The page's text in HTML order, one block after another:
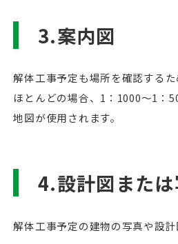
3.案内図
解体工事予定も場所を確認するた
ほとんどの場合、1：1000～1：
地図が使用されます。
4.設計図また
解体工事予定の建物の写真や設計